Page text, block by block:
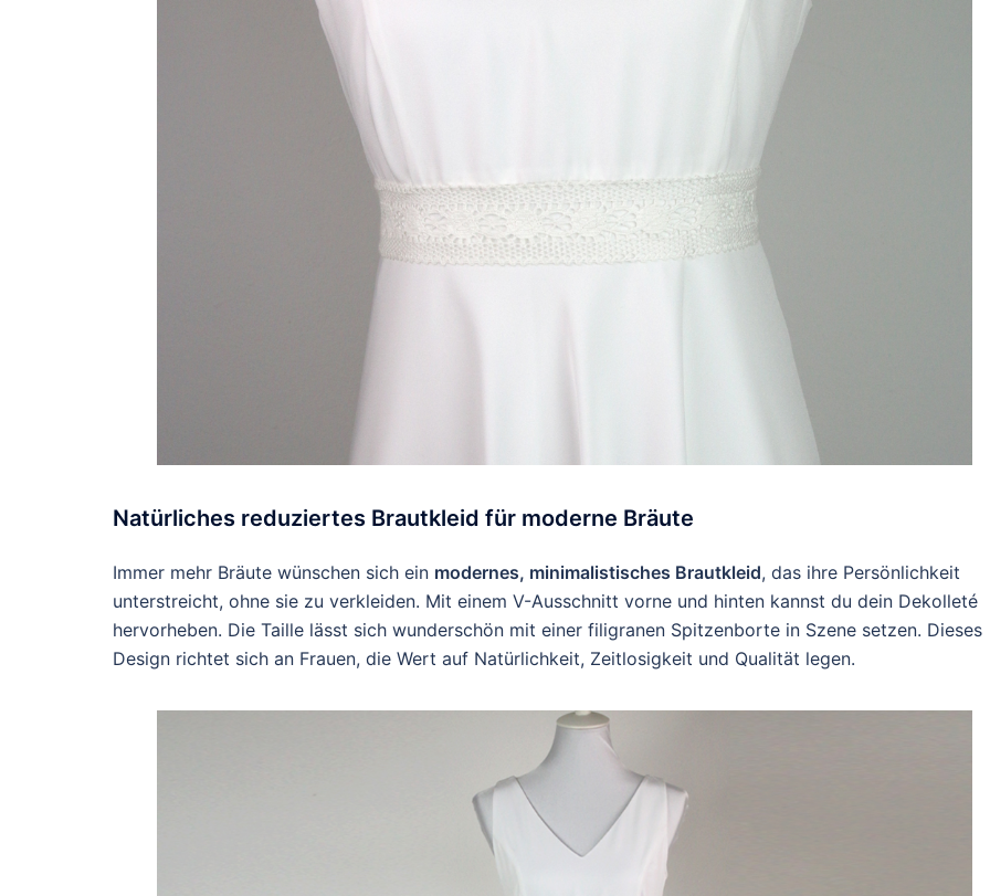
Natürliches reduziertes Brautkleid für moderne Bräute
Immer mehr Bräute wünschen sich ein modernes, minimalistisches Brautkleid, das ihre Persönlichkeit
unterstreicht, ohne sie zu verkleiden. Mit einem V-Ausschnitt vorne und hinten kannst du dein Dekolleté
hervorheben. Die Taille lässt sich wunderschön mit einer filigranen Spitzenborte in Szene setzen. Dieses
Design richtet sich an Frauen, die Wert auf Natürlichkeit, Zeitlosigkeit und Qualität legen.